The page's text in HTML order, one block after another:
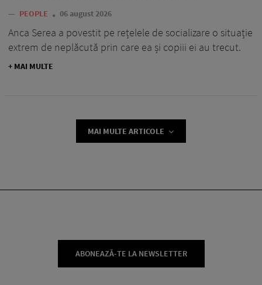
— PEOPLE 06 august 2026
Anca Serea a povestit pe rețelele de socializare o situație
extrem de neplăcută prin care ea și copiii ei au trecut.
+ MAI MULTE
MAI MULTE ARTICOLE
ABONEAZĂ-TE LA NEWSLETTER